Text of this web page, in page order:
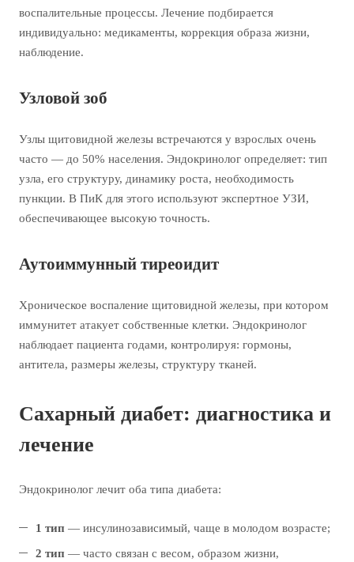
воспалительные процессы. Лечение подбирается
индивидуально: медикаменты, коррекция образа жизни,
наблюдение.
Узловой зоб
Узлы щитовидной железы встречаются у взрослых очень
часто — до 50% населения. Эндокринолог определяет: тип
узла, его структуру, динамику роста, необходимость
пункции. В ПиК для этого используют экспертное УЗИ,
обеспечивающее высокую точность.
Аутоиммунный тиреоидит
Хроническое воспаление щитовидной железы, при котором
иммунитет атакует собственные клетки. Эндокринолог
наблюдает пациента годами, контролируя: гормоны,
антитела, размеры железы, структуру тканей.
Сахарный диабет: диагностика и
лечение
Эндокринолог лечит оба типа диабета:
1 тип — инсулинозависимый, чаще в молодом возрасте;
2 тип — часто связан с весом, образом жизни,